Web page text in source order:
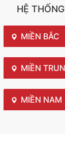
HỆ THỐNG
MIỀN BẮC
MIỀN
MIỀN NAM